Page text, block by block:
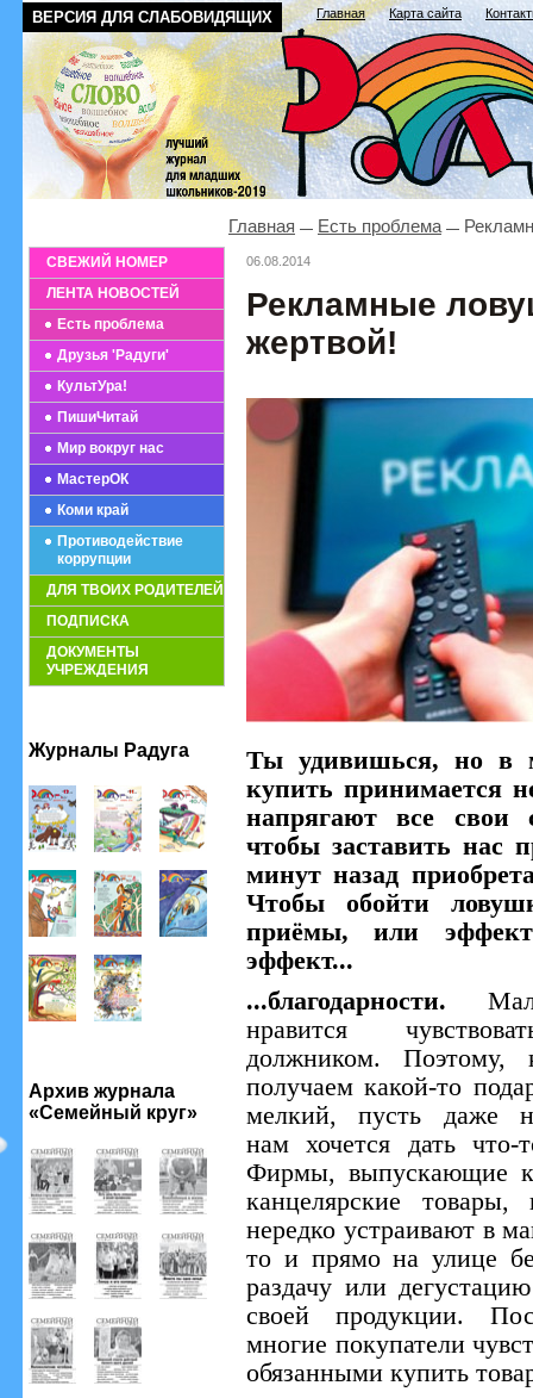
ВЕРСИЯ ДЛЯ СЛАБОВИДЯЩИХ Главная Карта сайта
СВЕЖИЙ НОМЕР
ЛЕНТА НОВОСТЕЙ
Есть проблема
Друзья 'Радуги'
КультУра!
ПишиЧитай
Мир вокруг нас
МастерОК
Коми край
Противодействие
коррупции
ДЛЯ ТВОИХ РОДИТЕЛЕЙ
ПОДПИСКА
ДОКУМЕНТЫ
УЧРЕЖДЕНИЯ
Журналы Радуга
Архив журнала
«Семейный круг»
Главная Есть проблема
06.08.2014
Рекламные
жертвой!
Ты удивишься, но в
купить принимается
напрягают все свои
чтобы заставить нас
минут назад
Чтобы обойти
приёмы, или
эффект...
...благодарности.
нравится
должником. Поэтому,
получаем какой-то
мелкий, пусть даже
нам хочется дать что-
Фирмы, выпускающие
канцелярские товары,
нередко устраивают в
то и прямо на улице
раздачу или
своей продукции.
многие покупатели
обязанными купить